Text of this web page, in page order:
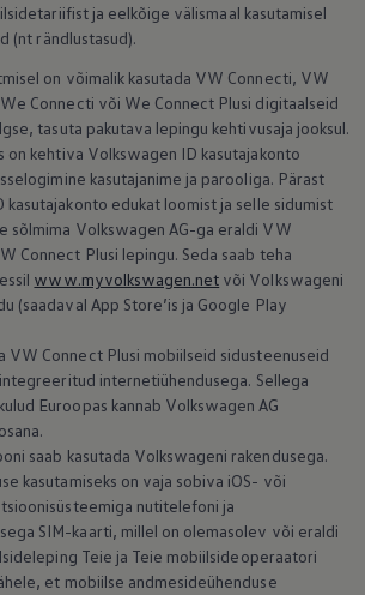
ja eelkõige välismaal kasutamisel
(nt rändlustasud).
on võimalik kasutada VW Connecti, VW
Connecti või We Connect Plusi digitaalseid
tasuta pakutava lepingu kehtivusaja jooksul.
on kehtiva Volkswagen ID kasutajakonto
kasutajanime ja parooliga. Pärast
kasutajakonto edukat loomist ja selle sidumist
sõlmima Volkswagen AG-ga eraldi VW
Connect Plusi lepingu. Seda saab teha
www.myvolkswagen.net või Volkswageni
(saadaval App Store’is ja Google Play
VW Connect Plusi mobiilseid sidusteenuseid
internetiühendusega. Sellega
Euroopas kannab Volkswagen AG
saab kasutada Volkswageni rakendusega.
kasutamiseks on vaja sobiva iOS- või
nutitelefoni ja
SIM-kaarti, millel on olemasolev või eraldi
Teie ja Teie mobiilsideoperaatori
et mobiilse andmesideühenduse